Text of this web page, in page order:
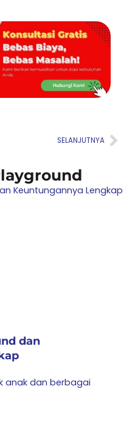
SELANJUTNYA
dan